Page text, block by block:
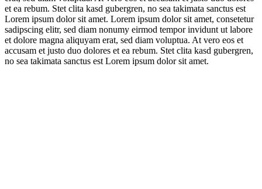
et ea rebum. Stet clita kasd gubergren, no sea takimata sanctus est
Lorem ipsum dolor sit amet. Lorem ipsum dolor sit amet, consetetur
sadipscing elitr, sed diam nonumy eirmod tempor invidunt ut labore
et dolore magna aliquyam erat, sed diam voluptua. At vero eos et
accusam et justo duo dolores et ea rebum. Stet clita kasd gubergren,
no sea takimata sanctus est Lorem ipsum dolor sit amet.